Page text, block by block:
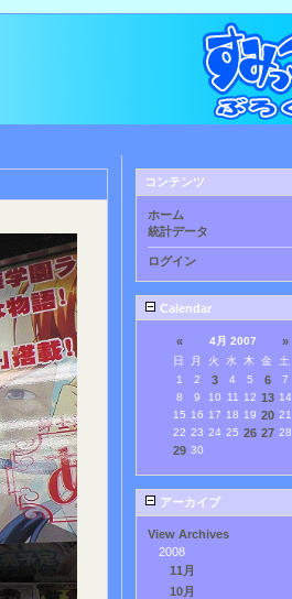
コンテンツ
ホーム
統計データ
ログイン
Calendar
« 4月 2007 »
日 月 火 水 木 金
土
1
2 3 4 5 6
7
8
9 10 11 12 13 14
15 16 17 18 19 20 21
22 23 24 25 26 27 28
29 30
アーカイブ
View Archives
2008
11月
10月